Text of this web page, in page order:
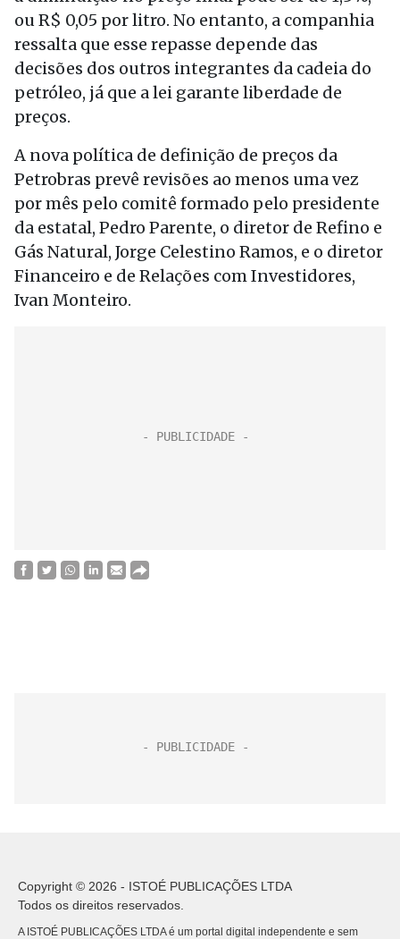
ou R$ 0,05 por litro. No entanto, a companhia
ressalta que esse repasse depende das
decisões dos outros integrantes da cadeia do
petróleo, já que a lei garante liberdade de
preços.
A nova política de definição de preços da
Petrobras prevê revisões ao menos uma vez
por mês pelo comitê formado pelo presidente
da estatal, Pedro Parente, o diretor de Refino e
Gás Natural, Jorge Celestino Ramos, e o diretor
Financeiro e de Relações com Investidores,
Ivan Monteiro.
Copyright © 2026 - ISTOÉ PUBLICAÇÕES LTDA
Todos os direitos reservados.
A ISTOÉ PUBLICAÇÕES LTDA é um portal digital independente e sem